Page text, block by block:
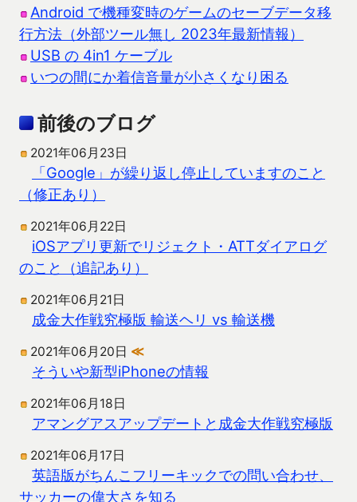
Android で機種変時のゲームのセーブデータ移
行方法（外部ツール無し 2023年最新情報）
USB の 4in1 ケーブル
いつの間にか着信音量が小さくなり困る
前後のブログ
2021年06月23日
「Google」が繰り返し停止していますのこと
（修正あり）
2021年06月22日
iOSアプリ更新でリジェクト・ATTダイアログ
のこと（追記あり）
2021年06月21日
成金大作戦究極版 輸送ヘリ vs 輸送機
2021年06月20日 ≪
そういや新型iPhoneの情報
2021年06月18日
アマングアスアップデートと成金大作戦究極版
2021年06月17日
英語版がちんこフリーキックでの問い合わせ、
サッカーの偉大さを知る